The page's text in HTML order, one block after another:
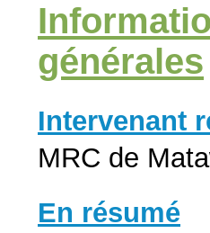
générales
Intervenant
MRC de
En résumé